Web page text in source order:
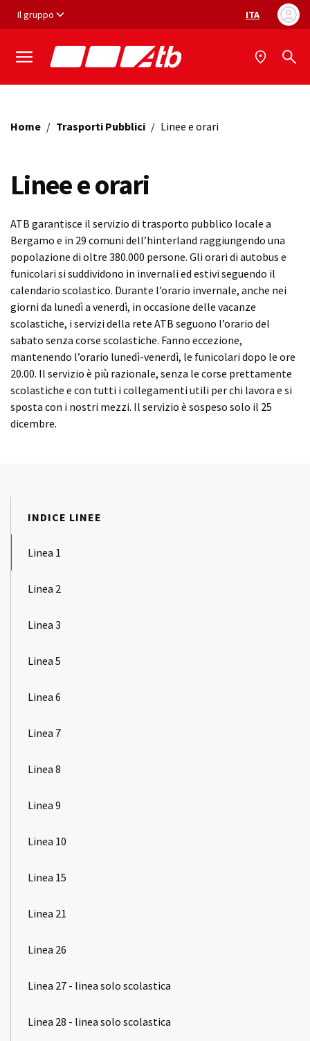
Vai ai contenuti
Vai al footer
Il gruppo Selezione
ITA
Home / Trasporti Pubblici / Linee e orari
Linee e orari
ATB garantisce il servizio di trasporto pubblico locale a
Bergamo e in 29 comuni dell’hinterland raggiungendo una
popolazione di oltre 380.000 persone. Gli orari di autobus e
funicolari si suddividono in invernali ed estivi seguendo il
calendario scolastico. Durante l’orario invernale, anche nei
giorni da lunedì a venerdì, in occasione delle vacanze
scolastiche, i servizi della rete ATB seguono l’orario del
sabato senza corse scolastiche. Fanno eccezione,
mantenendo l’orario lunedì-venerdì, le funicolari dopo le ore
20.00. Il servizio è più razionale, senza le corse prettamente
scolastiche e con tutti i collegamenti utili per chi lavora e si
sposta con i nostri mezzi. Il servizio è sospeso solo il 25
dicembre.
INDICE LINEE
Linea 1
Linea 2
Linea 3
Linea 5
Linea 6
Linea 7
Linea 8
Linea 9
Linea 10
Linea 15
Linea 21
Linea 26
Linea 27 - linea solo scolastica
Linea 28 - linea solo scolastica